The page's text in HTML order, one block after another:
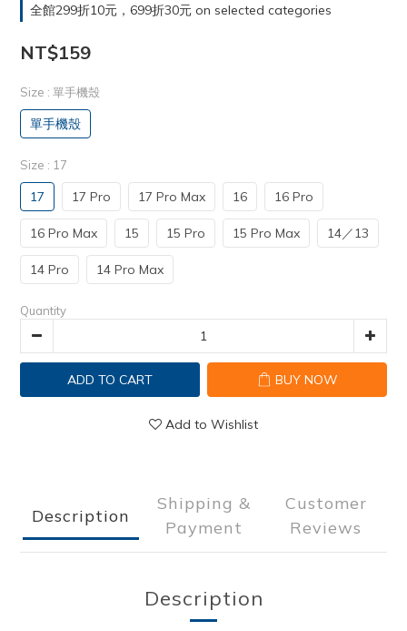
全館299折10元，699折30元 on selected categories
NT$159
Size : 單手機殼
單手機殼
Size : 17
17 17 Pro 17 Pro Max 16 16 Pro
16 Pro Max 15 15 Pro 15 Pro Max 14／13
14 Pro 14 Pro Max
Quantity
ADD TO CART BUY NOW
Add to Wishlist
Description
Shipping &
Payment
Customer
Reviews
Description